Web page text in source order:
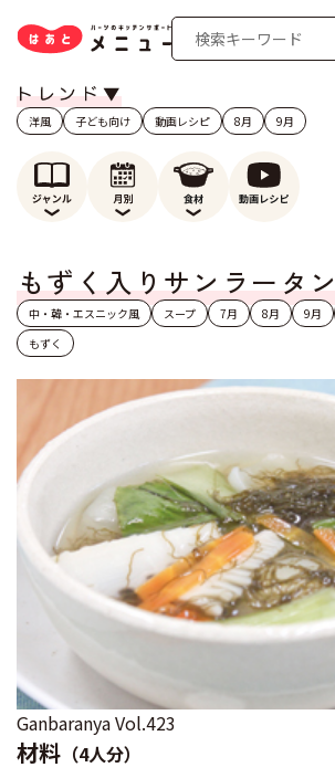
洋風 子ども向け 動画レシピ 8月 9月
もずく入りサンラータン
中・韓・エスニック風 スープ 7月 8月 9月
もずく
Ganbaranya Vol.423
材料 （4人分）